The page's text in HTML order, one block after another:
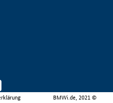
BMWi.de, 2021 ©